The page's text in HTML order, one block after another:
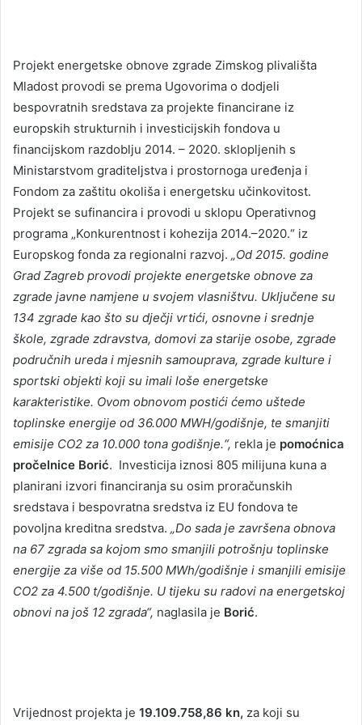
Projekt energetske obnove zgrade Zimskog plivališta
Mladost provodi se prema Ugovorima o dodjeli
bespovratnih sredstava za projekte financirane iz
europskih strukturnih i investicijskih fondova u
financijskom razdoblju 2014. – 2020. sklopljenih s
Ministarstvom graditeljstva i prostornoga uređenja i
Fondom za zaštitu okoliša i energetsku učinkovitost.
Projekt se sufinancira i provodi u sklopu Operativnog
programa „Konkurentnost i kohezija 2014.–2020.“ iz
Europskog fonda za regionalni razvoj. „Od 2015. godine
Grad Zagreb provodi projekte energetske obnove za
zgrade javne namjene u svojem vlasništvu. Uključene su
134 zgrade kao što su dječji vrtići, osnovne i srednje
škole, zgrade zdravstva, domovi za starije osobe, zgrade
područnih ureda i mjesnih samouprava, zgrade kulture i
sportski objekti koji su imali loše energetske
karakteristike. Ovom obnovom postići ćemo uštede
toplinske energije od 36.000 MWH/godišnje, te smanjiti
emisije CO2 za 10.000 tona godišnje.“, rekla je pomoćnica
pročelnice Borić. Investicija iznosi 805 milijuna kuna a
planirani izvori financiranja su osim proračunskih
sredstava i bespovratna sredstva iz EU fondova te
povoljna kreditna sredstva. „Do sada je završena obnova
na 67 zgrada sa kojom smo smanjili potrošnju toplinske
energije za više od 15.500 MWh/godišnje i smanjili emisije
CO2 za 4.500 t/godišnje. U tijeku su radovi na energetskoj
obnovi na još 12 zgrada“, naglasila je Borić.
Vrijednost projekta je 19.109.758,86 kn, za koji su